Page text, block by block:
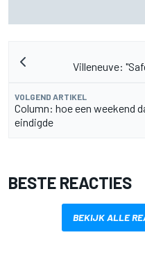
Villeneuve:
VOLGEND ARTIKEL
Column: hoe een weekend
eindigde
BESTE REACTIES
BEKIJK ALLE